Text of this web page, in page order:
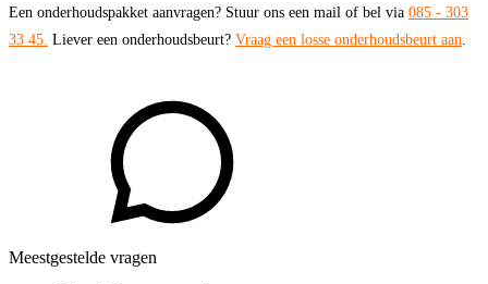
Een onderhoudspakket aanvragen? Stuur ons een mail of bel via 085 - 303
33 45. Liever een onderhoudsbeurt? Vraag een losse onderhoudsbeurt aan.
Meestgestelde vragen